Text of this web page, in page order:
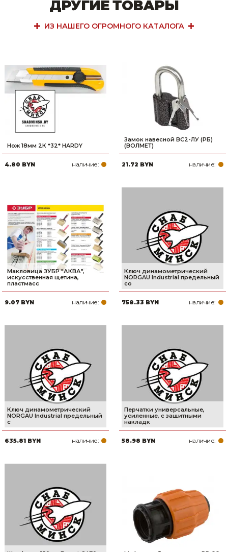
ДРУГИЕ ТОВАРЫ
ИЗ НАШЕГО ОГРОМНОГО КАТАЛОГА
Нож 18мм 2К *32* HARDY
4.80 BYN наличие:
Замок навесной ВС2-ЛУ (РБ)
(ВОЛМЕТ)
21.72 BYN наличие:
Макловица ЗУБР ″АКВА″,
искусственная щетина,
пластмасс
9.07 BYN наличие:
Ключ динамометрический
NORGAU Industrial предельный
со
758.33 BYN наличие:
Ключ динамометрический
NORGAU Industrial предельный
с
635.81 BYN наличие:
Перчатки универсальные,
усиленные, с защитными
накладк
58.98 BYN наличие: